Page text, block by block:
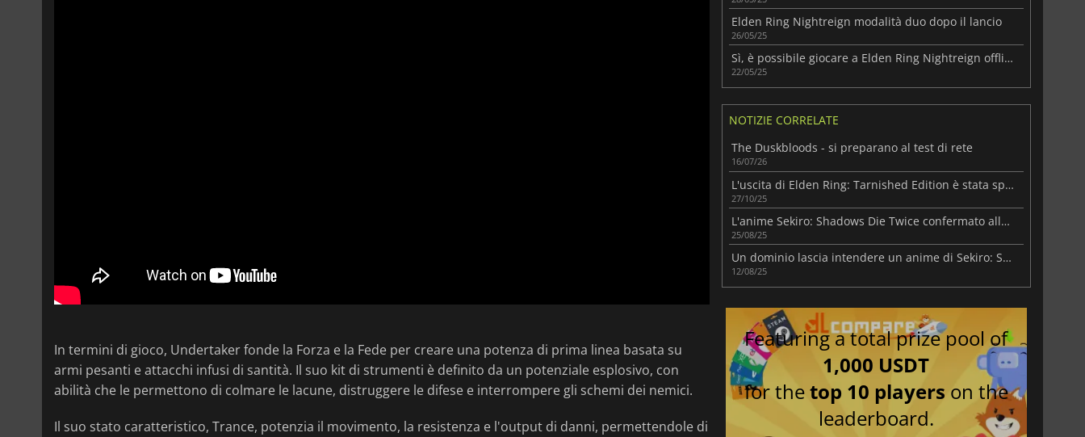
In termini di gioco, Undertaker fonde la Forza e la Fede per creare una potenza di prima linea basata su
armi pesanti e attacchi infusi di santità. Il suo kit di strumenti è definito da un potenziale esplosivo, con
abilità che le permettono di colmare le lacune, distruggere le difese e interrompere gli schemi dei nemici.
Il suo stato caratteristico, Trance, potenzia il movimento, la resistenza e l'output di danni, permettendole di
Elden Ring Nightreign modalità duo dopo il lancio
26/05/25
Sì, è possibile giocare a Elden Ring Nightreign offline
22/05/25
NOTIZIE CORRELATE
The Duskbloods - si preparano al test di rete
16/07/26
L'uscita di Elden Ring: Tarnished Edition è stata spostata al 2026
27/10/25
L'anime Sekiro: Shadows Die Twice confermato alla Gamescom
25/08/25
Un dominio lascia intendere un anime di Sekiro: Shadows Die Twice
12/08/25
Featuring a total prize pool of
1,000 USDT
for thetop 10 players on the
leaderboard.